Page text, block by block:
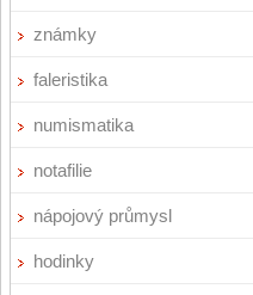
známky
faleristika
numismatika
notafilie
nápojový průmysl
hodinky